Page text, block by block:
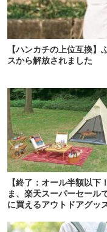
【ハンカチの上位互換
スから解放されました
【終了：オール半額以下
ま、楽天スーパーセール
に買えるアウトドアグッ